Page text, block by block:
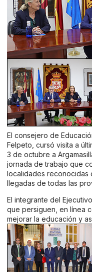
El consejero de
Felpeto, cursó visita a
3 de octubre a
jornada de trabajo que
localidades reconocidas
llegadas de todas las
El integrante del
que persiguen, en línea
mejorar la educación y